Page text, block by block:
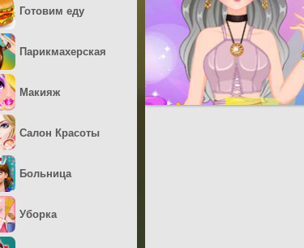
Готовим еду
Парикмахерская
Макияж
Салон Красоты
Больница
Уборка